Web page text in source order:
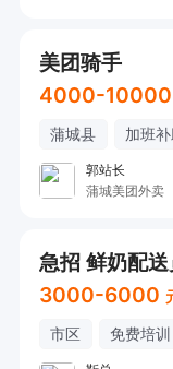
美团骑手
4000-10000
蒲城县 加班
郭站长
蒲城美团外卖
急招 鲜奶配送
3000-6000
市区 免费培训